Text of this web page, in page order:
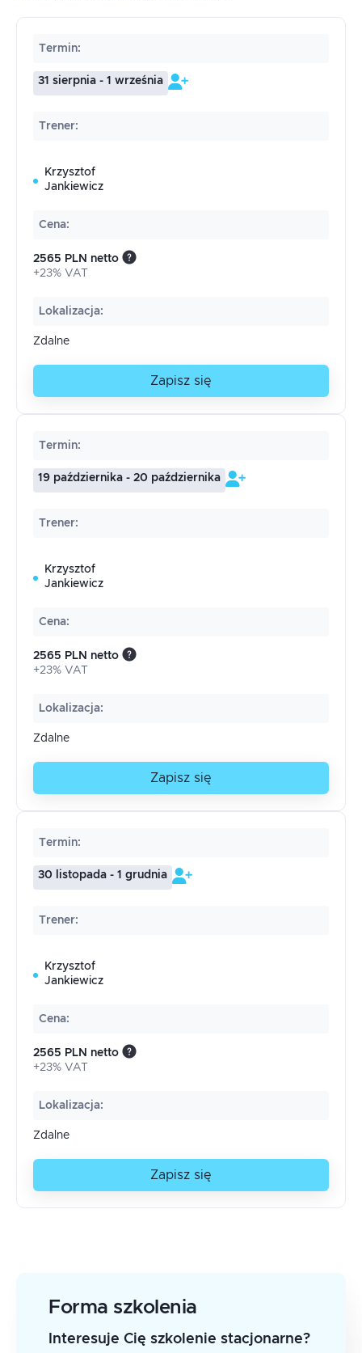
Termin:
31 sierpnia - 1 września
Trener:
Krzysztof
Jankiewicz
Cena:
2565 PLN netto
+23% VAT
Lokalizacja:
Zdalne
Zapisz się
Termin:
19 października - 20 października
Trener:
Krzysztof
Jankiewicz
Cena:
2565 PLN netto
+23% VAT
Lokalizacja:
Zdalne
Zapisz się
Termin:
30 listopada - 1 grudnia
Trener:
Krzysztof
Jankiewicz
Cena:
2565 PLN netto
+23% VAT
Lokalizacja:
Zdalne
Zapisz się
Forma szkolenia
Interesuje Cię szkolenie stacjonarne?